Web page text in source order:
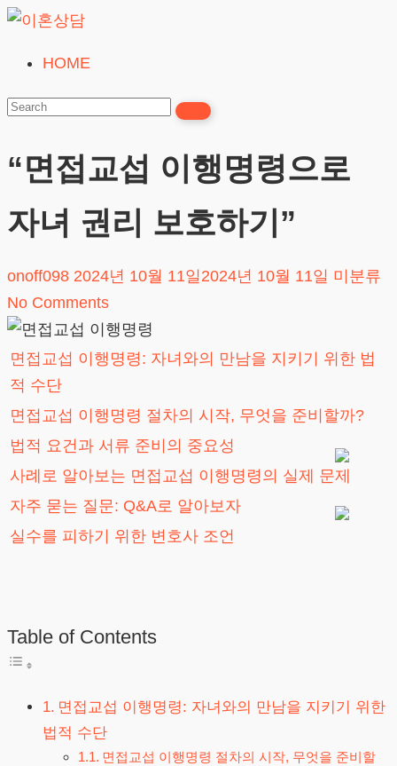
Skip
content
혼
담
HOME
“면접교섭 이행명령으로
자녀 권리 보호하기”
onoff098 2024년 10월 11일 2024년 10월 11일 미분류
No Comments
면접교섭 이행명령: 자녀와의 만남을 지키기 위한 법
적 수단
면접교섭 이행명령 절차의 시작, 무엇을 준비할까?
법적 요건과 서류 준비의 중요성
사례로 알아보는 면접교섭 이행명령의 실제 문제
자주 묻는 질문: Q&A로 알아보자
실수를 피하기 위한 변호사 조언
Table of Contents
면접교섭 이행명령: 자녀와의 만남을 지키기 위한
법적 수단
면접교섭 이행명령 절차의 시작, 무엇을 준비할